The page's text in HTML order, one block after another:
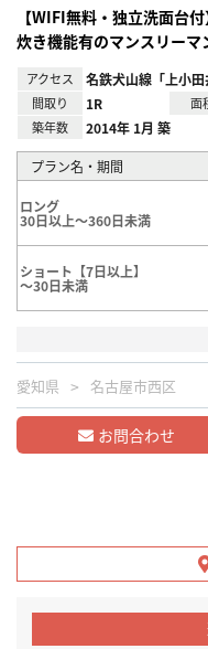
【WIFI無料・独立洗面台
炊き機能有のマンスリーマ
アクセス 名鉄犬山線「上小
間取り 1R 面
築年数 2014年 1月 築
プラン名・期間
ロング
30日以上～360日未満
ショート【7日以上】
～30日未満
愛知県 名古屋市西区
お問合わせ